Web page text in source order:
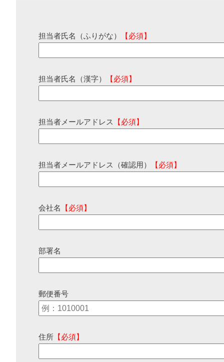
担当者氏名（ふりがな） 【必須】
担当者氏名（漢字） 【必須】
担当者メールアドレス 【必須】
担当者メールアドレス（確認用） 【必須】
会社名 【必須】
部署名
郵便番号
住所 【必須】